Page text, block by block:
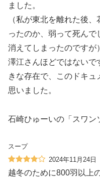
ました。
（私が東北を離れた後
ったのか、弱って死ん
消えてしまったのですが）
澤江さんほどではないで
きな存在で、このドキュ
思いました。
石崎ひゅーいの「スワン
スープ
2024年11月24日
越冬のために800羽以上